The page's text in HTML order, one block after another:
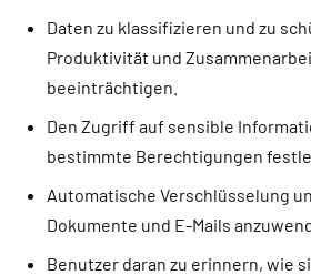
Daten zu klassifizieren und zu
Produktivität und
beeinträchtigen.
Den Zugriff auf sensible
bestimmte Berechtigungen
Automatische Verschlüsselung
Dokumente und E-Mails
Benutzer daran zu erinnern, wie